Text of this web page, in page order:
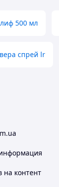
500 мл
спрей lr
контент